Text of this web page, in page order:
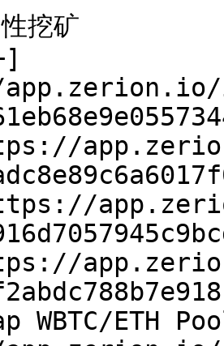
挖矿
WBTC/ETH